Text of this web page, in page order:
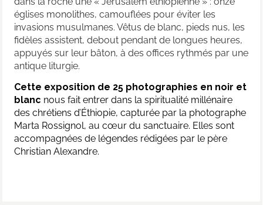
églises monolithes, camouflées pour éviter les
invasions musulmanes. Vêtus de blanc, pieds nus, les
fidèles assistent, debout pendant de longues heures,
appuyés sur leur bâton, à des offices rythmés par une
antique liturgie.
Cette exposition de 25 photographies en noir et
blanc nous fait entrer dans la spiritualité millénaire
des chrétiens d’Éthiopie, capturée par la photographe
Marta Rossignol, au cœur du sanctuaire. Elles sont
accompagnées de légendes rédigées par le père
Christian Alexandre.